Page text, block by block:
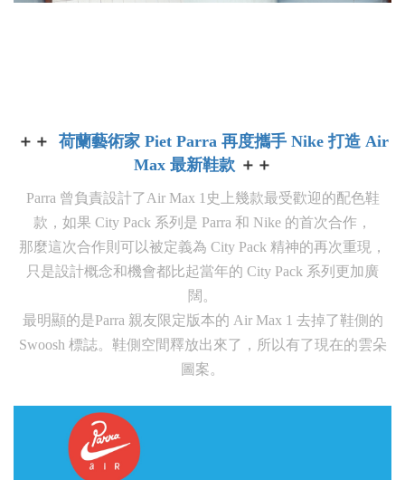
＋＋ 荷蘭藝術家 Piet Parra 再度攜手 Nike 打造 Air
Max 最新鞋款 ＋＋
Parra 曾負責設計了Air Max 1史上幾款最受歡迎的配色鞋
款，如果 City Pack 系列是 Parra 和 Nike 的首次合作，
那麼這次合作則可以被定義為 City Pack 精神的再次重現，
只是設計概念和機會都比起當年的 City Pack 系列更加廣
闊。
最明顯的是Parra 親友限定版本的 Air Max 1 去掉了鞋側的
Swoosh 標誌。鞋側空間釋放出來了，所以有了現在的雲朵
圖案。